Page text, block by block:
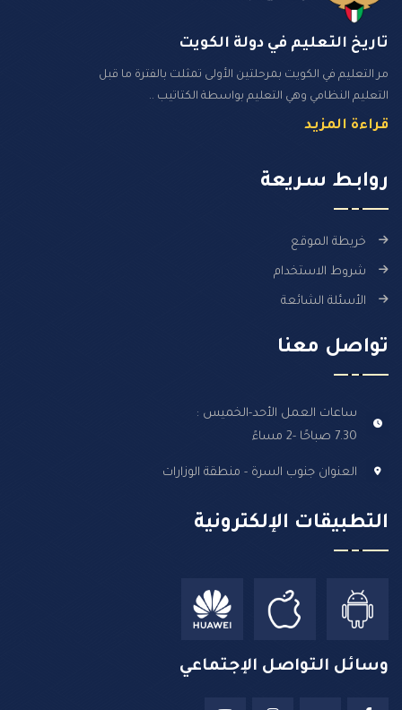
تاريخ التعليم في دولة الكويت
مر التعليم في الكويت بمرحلتين الأولى تمثلت بالفترة ما قبل
التعليم النظامي وهي التعليم بواسطة الكتاتيب ..
قراءة المزيد
روابـط سـريعة
خريطة الموقع
شروط الاستخدام
الأسئلة الشائعة
تواصل معنا
ساعات العمل الأحد-الخميس :
7.30 صباحًا -2 مساءً
العنوان جنوب السرة - منطقة الوزارات
التطبيقات الإلكترونية
وسائل التواصل الإجتماعي